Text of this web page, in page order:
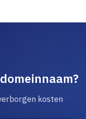
kosten